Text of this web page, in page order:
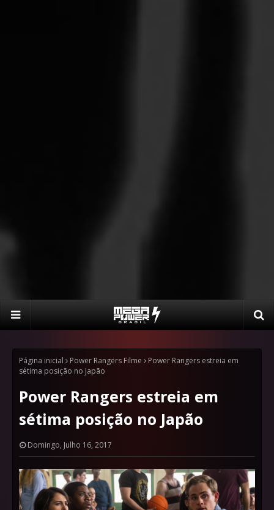
Página inicial Power Rangers Filme
Power Rangers estreia em
sétima posição no Japão
Power Rangers estreia em
sétima posição no Japão
Domingo, Julho 16, 2017